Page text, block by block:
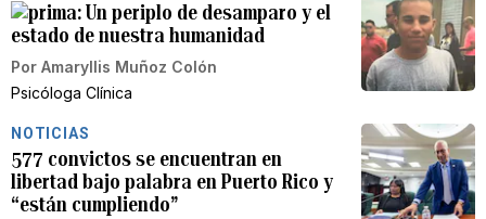
Un periplo de desamparo y el
estado de nuestra humanidad
Por Amaryllis Muñoz Colón
Psicóloga Clínica
NOTICIAS
577 convictos se encuentran en
libertad bajo palabra en Puerto Rico y
“están cumpliendo”